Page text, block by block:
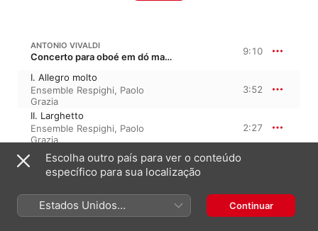
ANTONIO VIVALDI
Concerto para oboé em dó maior, RV 450 9:10
I. Allegro molto
Ensemble Respighi, Paolo
Grazia
3:52
II. Larghetto
Ensemble Respighi, Paolo
Grazia
2:27
III. Allegro
Paolo Grazia
Ensemble
Respighi
ANTONIO VIVALDI
Concerto para 2 flautas em lá menor, RV 536 5:49
Escolha outro país para ver o conteúdo
específico para sua localização
Estados Unidos
(Português Brasil)
Continuar